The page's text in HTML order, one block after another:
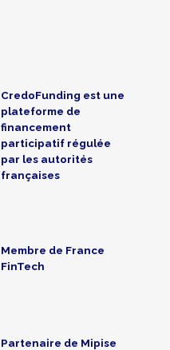
CredoFunding est une
plateforme de
financement
participatif régulée
par les autorités
françaises
Membre de France
FinTech
Partenaire de Mipise